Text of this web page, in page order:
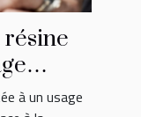
à un usage